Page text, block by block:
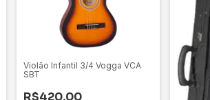
Violão Infantil 3/4 Vogga VCA
SBT
R$420,00